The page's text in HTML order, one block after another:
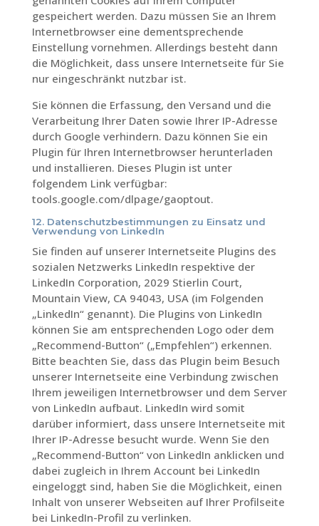
gespeichert werden. Dazu müssen Sie an Ihrem
Internetbrowser eine dementsprechende
Einstellung vornehmen. Allerdings besteht dann
die Möglichkeit, dass unsere Internetseite für Sie
nur eingeschränkt nutzbar ist.
Sie können die Erfassung, den Versand und die
Verarbeitung Ihrer Daten sowie Ihrer IP-Adresse
durch Google verhindern. Dazu können Sie ein
Plugin für Ihren Internetbrowser herunterladen
und installieren. Dieses Plugin ist unter
folgendem Link verfügbar:
tools.google.com/dlpage/gaoptout.
12. Datenschutzbestimmungen zu Einsatz und
Verwendung von LinkedIn
Sie finden auf unserer Internetseite Plugins des
sozialen Netzwerks LinkedIn respektive der
LinkedIn Corporation, 2029 Stierlin Court,
Mountain View, CA 94043, USA (im Folgenden
„LinkedIn“ genannt). Die Plugins von LinkedIn
können Sie am entsprechenden Logo oder dem
„Recommend-Button“ („Empfehlen“) erkennen.
Bitte beachten Sie, dass das Plugin beim Besuch
unserer Internetseite eine Verbindung zwischen
Ihrem jeweiligen Internetbrowser und dem Server
von LinkedIn aufbaut. LinkedIn wird somit
darüber informiert, dass unsere Internetseite mit
Ihrer IP-Adresse besucht wurde. Wenn Sie den
„Recommend-Button“ von LinkedIn anklicken und
dabei zugleich in Ihrem Account bei LinkedIn
eingeloggt sind, haben Sie die Möglichkeit, einen
Inhalt von unserer Webseiten auf Ihrer Profilseite
bei LinkedIn-Profil zu verlinken.